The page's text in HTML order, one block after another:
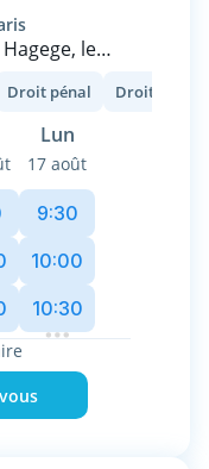
et
droit des
avec
pour faire
doit
Droit pénal Droit des
Lun
17 août
9:30
10:00
10:30